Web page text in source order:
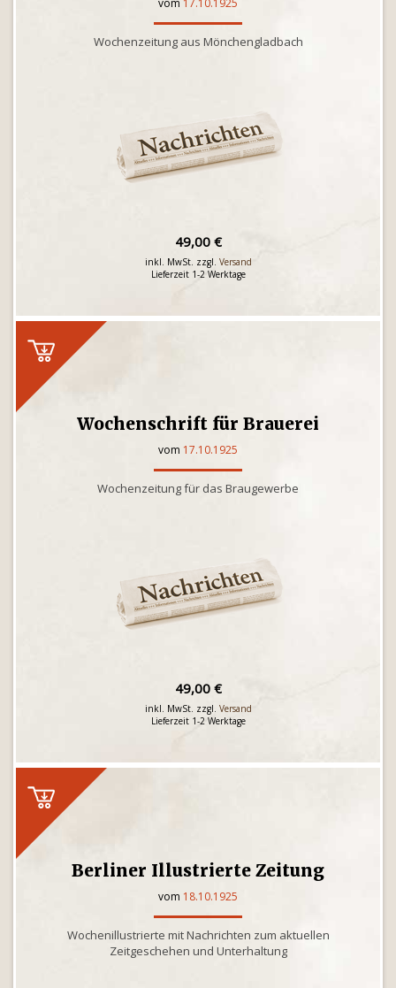
vom 17.10.1925
Wochenzeitung aus Mönchengladbach
49,00 €
inkl. MwSt. zzgl. Versand
Lieferzeit 1-2 Werktage
Wochenschrift für Brauerei
vom 17.10.1925
Wochenzeitung für das Braugewerbe
49,00 €
inkl. MwSt. zzgl. Versand
Lieferzeit 1-2 Werktage
Berliner Illustrierte Zeitung
vom 18.10.1925
Wochenillustrierte mit Nachrichten zum aktuellen
Zeitgeschehen und Unterhaltung